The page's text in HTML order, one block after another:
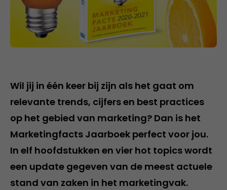
Wil jij in één keer bij zijn als het gaat om
relevante trends, cijfers en best practices
op het gebied van marketing? Dan is het
Marketingfacts Jaarboek perfect voor jou.
In elf hoofdstukken en vier hot topics wordt
een update gegeven van de meest actuele
stand van zaken in het marketingvak.